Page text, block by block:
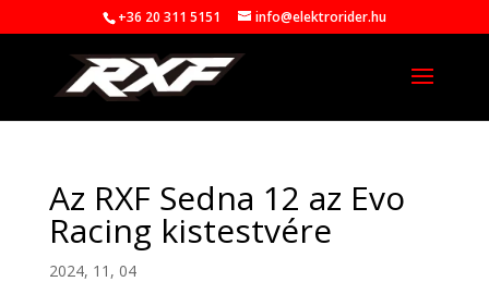
+36 20 311 5151 info@elektrorider.hu
Az RXF Sedna 12 az Evo
Racing kistestvére
2024, 11, 04